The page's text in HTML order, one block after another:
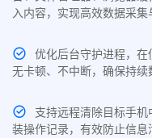
入内容，实现高效数据采集
优化后台守护进程，在
无卡顿、不中断，确保持续
支持远程清除目标手
装操作记录，有效防止信